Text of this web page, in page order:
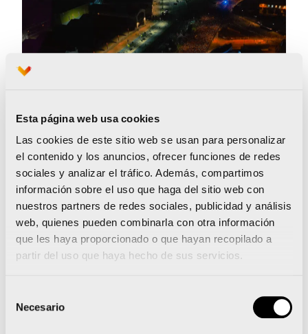
Esta página web usa cookies
Las cookies de este sitio web se usan para personalizar
el contenido y los anuncios, ofrecer funciones de redes
sociales y analizar el tráfico. Además, compartimos
información sobre el uso que haga del sitio web con
nuestros partners de redes sociales, publicidad y análisis
web, quienes pueden combinarla con otra información
que les haya proporcionado o que hayan recopilado a
partir del uso que haya hecho de sus servicios.
Necesario
Preparación a la carta para cada perfil de
corredor